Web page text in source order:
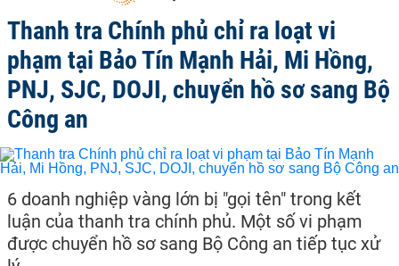
Thanh tra Chính phủ chỉ ra loạt vi
phạm tại Bảo Tín Mạnh Hải, Mi Hồng,
PNJ, SJC, DOJI, chuyển hồ sơ sang Bộ
Công an
6 doanh nghiệp vàng lớn bị "gọi tên" trong kết
luận của thanh tra chính phủ. Một số vi phạm
được chuyển hồ sơ sang Bộ Công an tiếp tục xử